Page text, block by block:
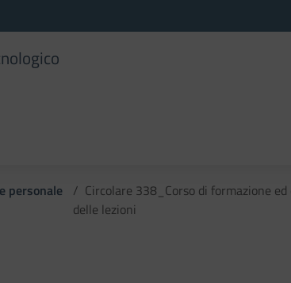
personale
Circolare 338_Corso di formazione
delle lezioni